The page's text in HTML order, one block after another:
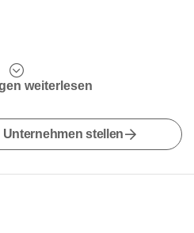
weiterlesen
Unternehmen stellen